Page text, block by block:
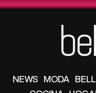
NEWS MODA